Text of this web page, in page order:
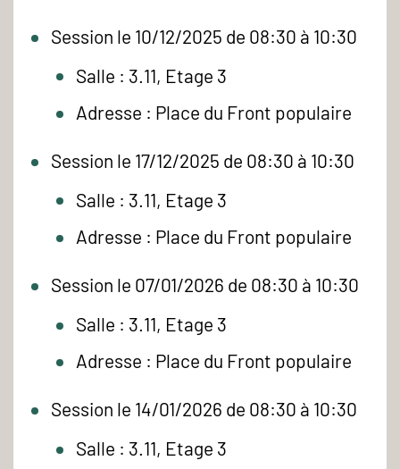
Session le 10/12/2025 de 08:30 à 10:30
Salle : 3.11, Etage 3
Adresse : Place du Front populaire
Session le 17/12/2025 de 08:30 à 10:30
Salle : 3.11, Etage 3
Adresse : Place du Front populaire
Session le 07/01/2026 de 08:30 à 10:30
Salle : 3.11, Etage 3
Adresse : Place du Front populaire
Session le 14/01/2026 de 08:30 à 10:30
Salle : 3.11, Etage 3